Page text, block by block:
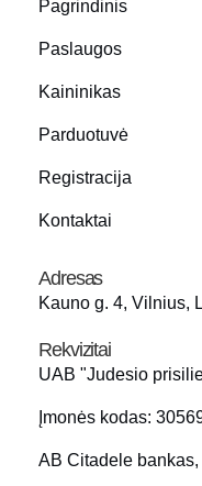
Pagrindinis
Paslaugos
Kaininikas
Parduotuvė
Registracija
Kontaktai
Adresas
Kauno g. 4, Vilnius,
Rekvizitai
UAB "Judesio
Įmonės kodas:
AB Citadele